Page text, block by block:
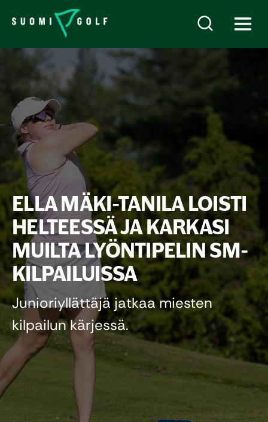
ELLA MÄKI-TANILA LOISTI
HELTEESSÄ JA KARKASI
MUILTA LYÖNTIPELIN SM-
KILPAILUISSA
Junioriyllättäjä jatkaa miesten
kilpailun kärjessä.